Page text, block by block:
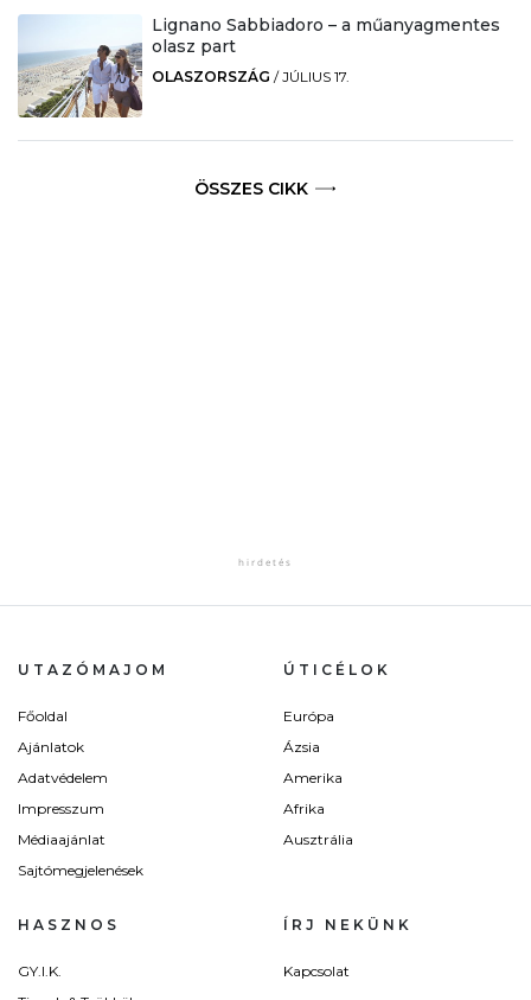
Lignano Sabbiadoro – a műanyagmentes
olasz part
OLASZORSZÁG /JÚLIUS 17.
ÖSSZES CIKK
UTAZÓMAJOM
Főoldal
Ajánlatok
Adatvédelem
Impresszum
Médiaajánlat
Sajtómegjelenések
ÚTICÉLOK
Európa
Ázsia
Amerika
Afrika
Ausztrália
HASZNOS
GY.I.K.
ÍRJ NEKÜNK
Kapcsolat